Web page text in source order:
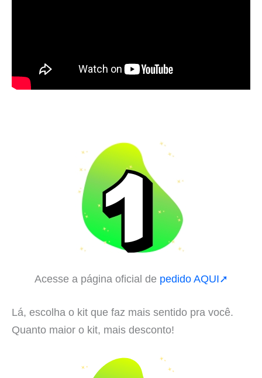
Acesse a página oficial de pedido AQUI➚
Lá, escolha o kit que faz mais sentido pra você.
Quanto maior o kit, mais desconto!